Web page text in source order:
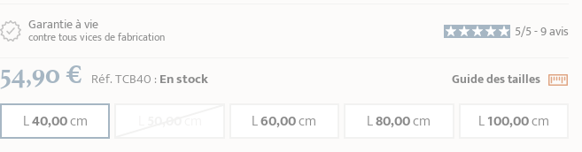
Garantie à vie
contre tous vices de fabrication 5/5 -9 avis
54,90 € Réf.TCB40 : En stock Guide des tailles
L40,00cm L60,00cm L80,00cm L100,00cm